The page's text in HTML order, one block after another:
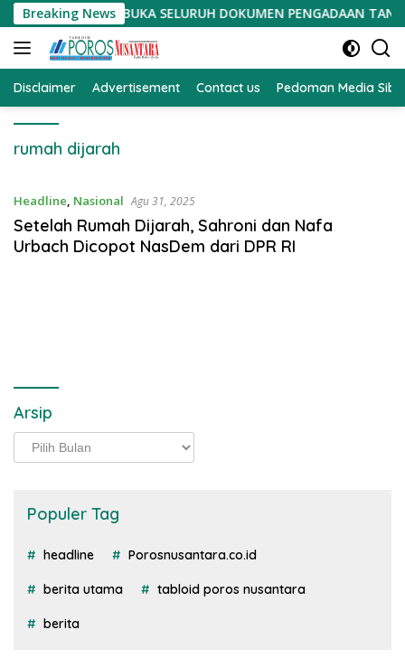
Langsung
ke
konten
Breaking News
BUKA SELURUH DOKUMEN PENGADAAN TANAH PSN
Disclaimer Advertisement Contact us Pedoman Media
rumah dijarah
Headline, Nasional Agu 31, 2025
Setelah Rumah Dijarah, Sahroni dan Nafa
Urbach Dicopot NasDem dari DPR RI
Arsip
Arsip
Populer Tag
headline Porosnusantara.co.id
berita utama tabloid poros nusantara
berita